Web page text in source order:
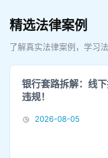
精选法律案例
了解真实法律案例，学习
银行套路拆解：线
违规！
2026-08-05